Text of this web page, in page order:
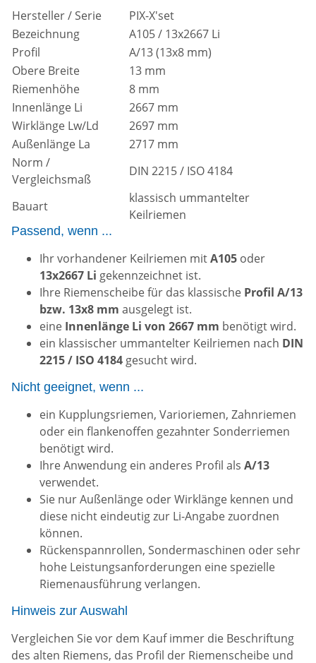
Hersteller / Serie
PIX-X'set
Bezeichnung
A105 / 13x2667 Li
Profil
A/13 (13x8 mm)
Obere Breite
13 mm
Riemenhöhe
8 mm
Innenlänge Li
2667 mm
Wirklänge Lw/Ld
2697 mm
Außenlänge La
2717 mm
Norm /
Vergleichsmaß
DIN 2215 / ISO 4184
Bauart
klassisch ummantelter
Keilriemen
Passend, wenn ...
Ihr vorhandener Keilriemen mitA105 oder
13x2667 Li gekennzeichnet ist.
Ihre Riemenscheibe für das klassische Profil A/13
bzw. 13x8 mm ausgelegt ist.
eine Innenlänge Li von 2667 mm benötigt wird.
ein klassischer ummantelter Keilriemen nach DIN
2215 / ISO 4184 gesucht wird.
Nicht geeignet, wenn ...
ein Kupplungsriemen, Varioriemen, Zahnriemen
oder ein flankenoffen gezahnter Sonderriemen
benötigt wird.
Ihre Anwendung ein anderes Profil als A/13
verwendet.
Sie nur Außenlänge oder Wirklänge kennen und
diese nicht eindeutig zur Li-Angabe zuordnen
können.
Rückenspannrollen, Sondermaschinen oder sehr
hohe Leistungsanforderungen eine spezielle
Riemenausführung verlangen.
Hinweis zur Auswahl
Vergleichen Sie vor dem Kauf immer die Beschriftung
des alten Riemens, das Profil der Riemenscheibe und